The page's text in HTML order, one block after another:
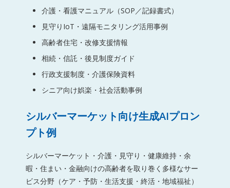
介護・看護マニュアル（SOP／記録書式）
見守りIoT・遠隔モニタリング活用事例
高齢者住宅・改修支援情報
相続・信託・後見制度ガイド
行政支援制度・介護保険資料
シニア向け娯楽・社会活動事例
シルバーマーケット向け生成AIプロン
プト例
シルバーマーケット・介護・見守り・健康維持・余
暇・住まい・金融向けの高齢者を取り巻く多様なサー
ビス分野（ケア・予防・生活支援・終活・地域福祉）